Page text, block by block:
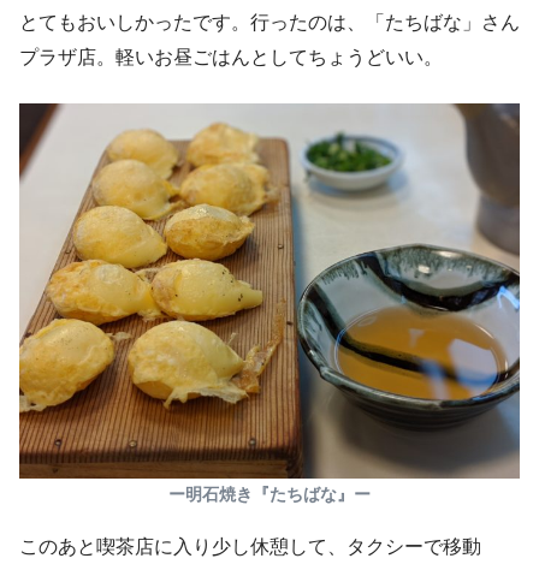
とてもおいしかったです。行ったのは、「たちばな」さん
プラザ店。軽いお昼ごはんとしてちょうどいい。
ー明石焼き『たちばな』ー
このあと喫茶店に入り少し休憩して、タクシーで移動